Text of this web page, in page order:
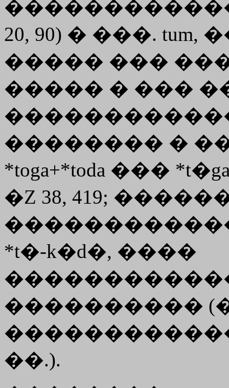
20, 90) � ���.
����� ���
����� � ���
�������� �
*toga+*toda ���
�Z 38, 419;
*t�-k�d�, ����
����������
��.).